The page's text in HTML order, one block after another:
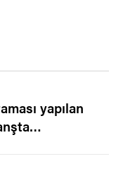
yapılan